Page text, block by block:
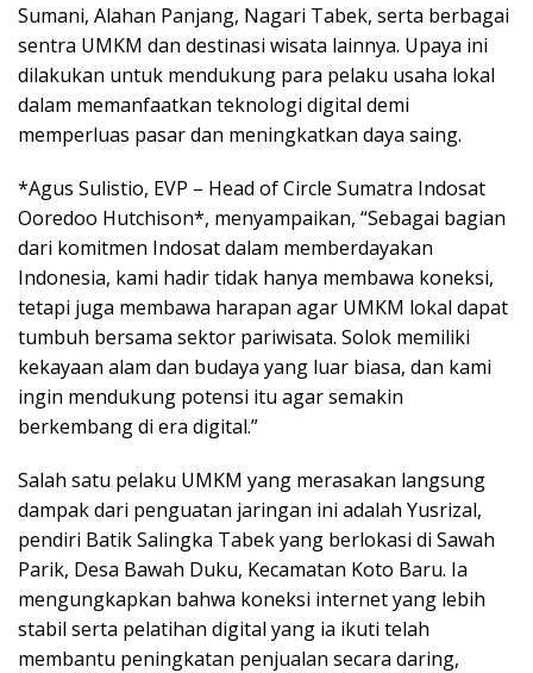
Sumani, Alahan Panjang, Nagari Tabek, serta berbagai
sentra UMKM dan destinasi wisata lainnya. Upaya ini
dilakukan untuk mendukung para pelaku usaha lokal
dalam memanfaatkan teknologi digital demi
memperluas pasar dan meningkatkan daya saing.
*Agus Sulistio, EVP – Head of Circle Sumatra Indosat
Ooredoo Hutchison*, menyampaikan, “Sebagai bagian
dari komitmen Indosat dalam memberdayakan
Indonesia, kami hadir tidak hanya membawa koneksi,
tetapi juga membawa harapan agar UMKM lokal dapat
tumbuh bersama sektor pariwisata. Solok memiliki
kekayaan alam dan budaya yang luar biasa, dan kami
ingin mendukung potensi itu agar semakin
berkembang di era digital.”
Salah satu pelaku UMKM yang merasakan langsung
dampak dari penguatan jaringan ini adalah Yusrizal,
pendiri Batik Salingka Tabek yang berlokasi di Sawah
Parik, Desa Bawah Duku, Kecamatan Koto Baru. Ia
mengungkapkan bahwa koneksi internet yang lebih
stabil serta pelatihan digital yang ia ikuti telah
membantu peningkatan penjualan secara daring,